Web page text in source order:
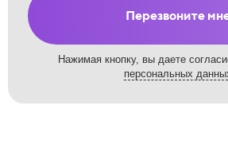
Перезвоните
Нажимая кнопку, вы даете
персональных